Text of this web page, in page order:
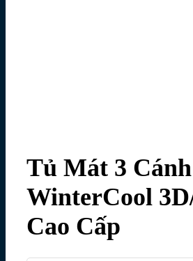
Tủ Mát 3
WinterCool
Cao Cấp